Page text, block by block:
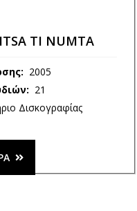
TI NUMTA
2005
21
Δισκογραφίας